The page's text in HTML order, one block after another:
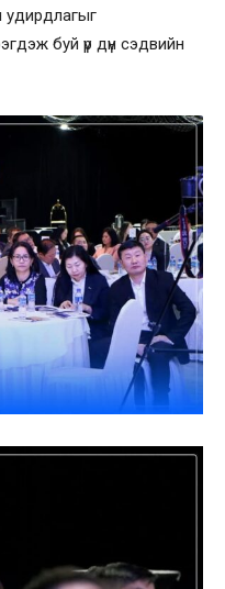
удирдлагыг
буй үр дүн сэдвийн